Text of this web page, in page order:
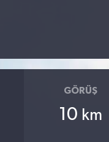
GÖRÜŞ
10 km